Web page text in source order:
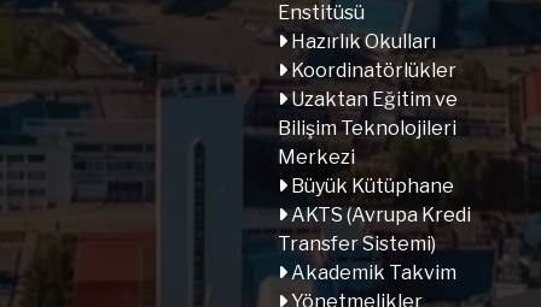
Enstitüsü
Hazırlık Okulları
Koordinatörlükler
Uzaktan Eğitim ve
Bilişim Teknolojileri
Merkezi
Büyük Kütüphane
AKTS (Avrupa Kredi
Transfer Sistemi)
Akademik Takvim
Yönetmelikler